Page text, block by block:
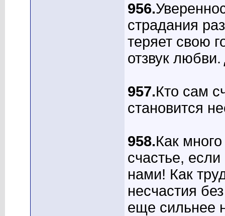
956.
страдания
теряет свою
отзвук любви.
957.Кто сам
становится
958.Как
счастье,
нами! Как
несчастия
еще сильнее